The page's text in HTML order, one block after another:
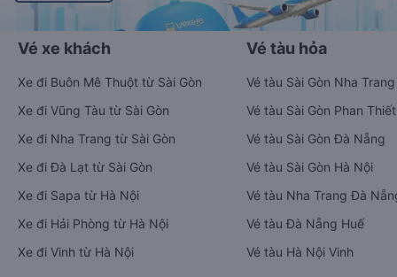
Vé xe khách
Xe đi Buôn Mê Thuột từ Sài Gòn
Xe đi Vũng Tàu từ Sài Gòn
Xe đi Nha Trang từ Sài Gòn
Xe đi Đà Lạt từ Sài Gòn
Xe đi Sapa từ Hà Nội
Xe đi Hải Phòng từ Hà Nội
Xe đi Vinh từ Hà Nội
Vé tàu hỏa
Vé tàu Sài Gòn Nha Trang
Vé tàu Sài Gòn Phan Thiết
Vé tàu Sài Gòn Đà Nẵng
Vé tàu Sài Gòn Hà Nội
Vé tàu Nha Trang Đà
Vé tàu Đà Nẵng Huế
Vé tàu Hà Nội Vinh